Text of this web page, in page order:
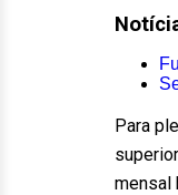
Para
mensal